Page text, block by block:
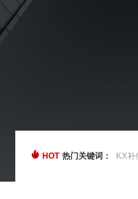
HOT 热门关键词： KX补